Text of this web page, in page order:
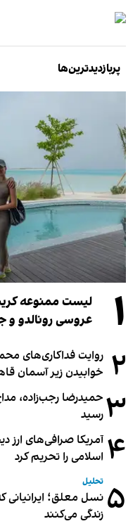
پربازدیدترین‌ها
۱
عروسی رونالدو و
۲ خوابیدن زیر آسمان
۳ حمیدرضا رجب‌زاده،
رسید
۴ آمریکا صرافی‌های ارز
اسلامی را تحریم کرد
۵ تحلیل
نسل معلق؛
زندگی می‌کنند